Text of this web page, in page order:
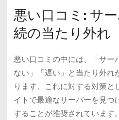
悪い口コミ: サ
続の当たり外れ
悪い口コミの中には、「サー
ない」「遅い」と当たり外れ
ります。これに対する対策
イトで最適なサーバーを見つ
することが推奨されています